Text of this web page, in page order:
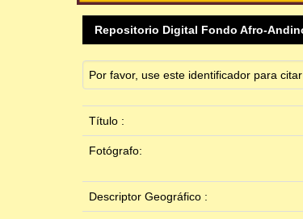
Repositorio Digital Fondo Afro-
Por favor, use este identificador para
Título :
Fotógrafo:
Descriptor Geográfico :